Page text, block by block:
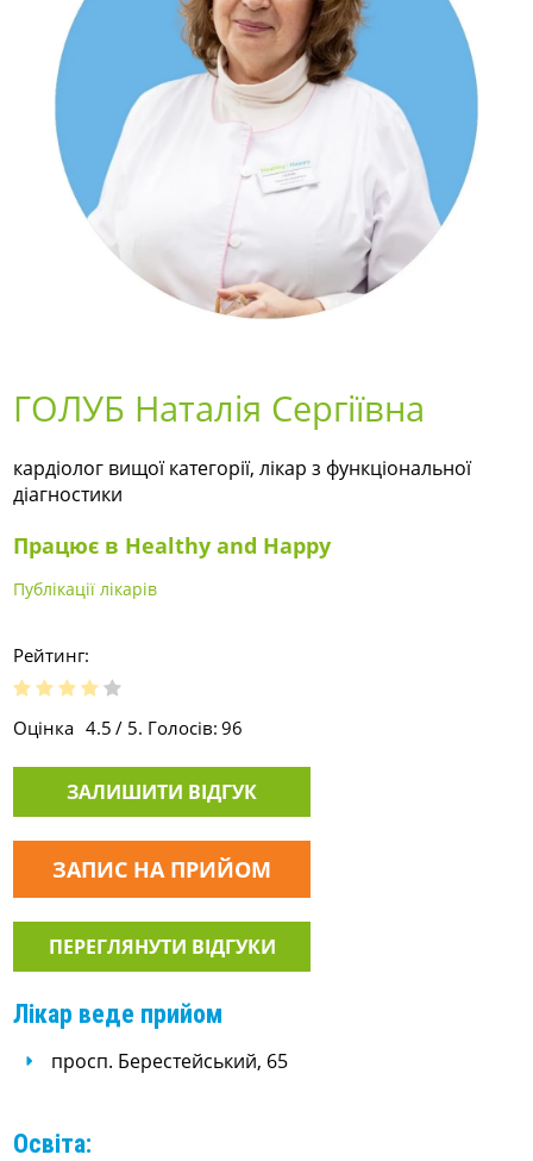
ГОЛУБ Наталія Сергіївна
кардіолог вищої категорії, лікар з функціональної
діагностики
Працює в Healthy and Happy
Публікації лікарів
Рейтинг:
Оцінка 4.5 / 5. Голосів: 96
ЗАЛИШИТИ ВІДГУК
ЗАПИС НА ПРИЙОМ
ПЕРЕГЛЯНУТИ ВІДГУКИ
Лікар веде прийом
просп. Берестейський, 65
Освіта: